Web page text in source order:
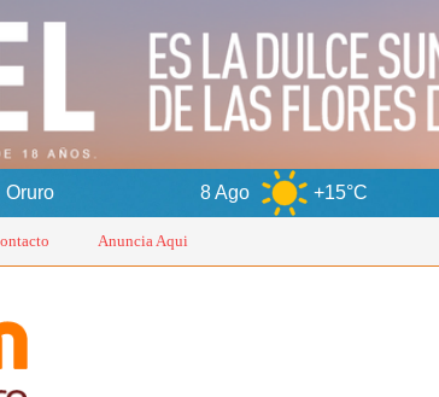
+15°C 9 Ago
Anuncia Aqui